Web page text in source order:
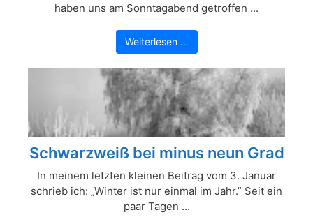
haben uns am Sonntagabend getroffen ...
Weiterlesen …
Schwarzweiß bei minus neun Grad
In meinem letzten kleinen Beitrag vom 3. Januar
schrieb ich: „Winter ist nur einmal im Jahr.” Seit ein
paar Tagen ...